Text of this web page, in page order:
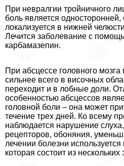
При невралгии тройничного
боль является
локализуется в нижней
Лечится заболевание с
карбамазепин.
При абсцессе головного
сильнее всего в височных
переходит и в лобные доли.
особенностью абсцессов
головной боли – она может
течение трех дней. Ко всему
наблюдается нарушение
рецепторов, обоняния,
лечении болезни
которая состоит из нескольких